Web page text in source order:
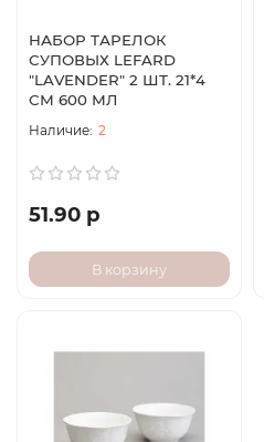
НАБОР ТАРЕЛОК
СУПОВЫХ LEFARD
"LAVENDER" 2 ШТ. 21*4
СМ 600 МЛ
2
51.90 р
В корзину